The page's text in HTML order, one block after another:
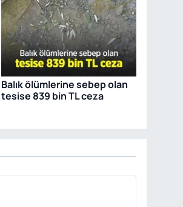
Balık ölümlerine sebep olan
tesise 839 bin TL ceza